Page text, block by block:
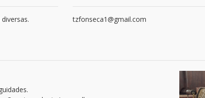
tzfonseca1@gmail.com